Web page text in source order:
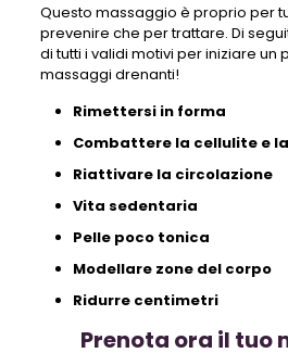
Questo massaggio è proprio per
prevenire che per trattare. Di
di tutti i validi motivi per iniziare un
massaggi drenanti!
Rimettersi in forma
Combattere la cellulite e
Riattivare la circolazione
Vita sedentaria
Pelle poco tonica
Modellare zone del corpo
Ridurre centimetri
Prenota ora il tuo